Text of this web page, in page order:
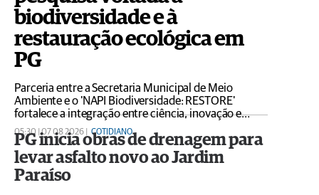
biodiversidade e à
restauração ecológica em
PG
Parceria entre a Secretaria Municipal de Meio
Ambiente e o 'NAPI Biodiversidade: RESTORE'
fortalece a integração entre ciência, inovação e
gestão ambiental
05:30 | 07 08 2026 | COTIDIANO
PG inicia obras de drenagem para
levar asfalto novo ao Jardim
Paraíso